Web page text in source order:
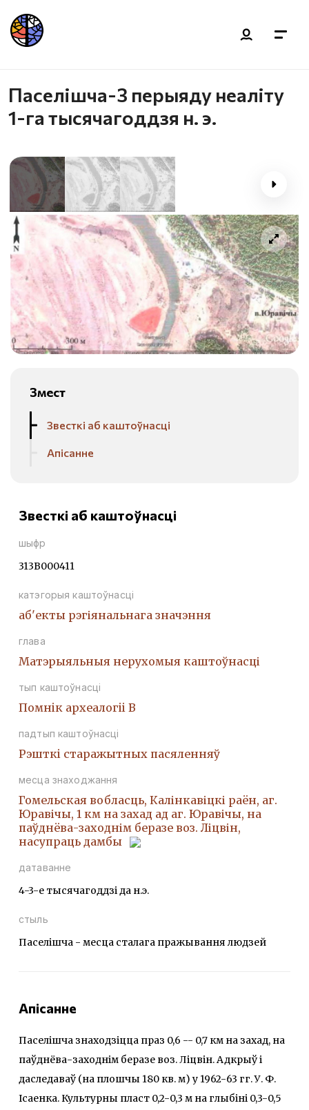
Паселішча-3 перыяду неаліту
1-га тысячагоддзя н. э.
Змест
Звесткі аб каштоўнасці
Апісанне
Звесткі аб каштоўнасці
шыфр
313В000411
катэгорыя каштоўнасці
аб'екты рэгіянальнага значэння
глава
Матэрыяльныя нерухомыя каштоўнасці
тып каштоўнасці
Помнiк археалогii В
падтып каштоўнасці
Рэшткi старажытных пасяленняў
месца знаходжання
Гомельская вобласць, Калінкавіцкі раён, аг.
Юравічы, 1 км на захад ад аг. Юравічы, на
паўднёва-заходнім беразе воз. Ліцвін,
насупраць дамбы
датаванне
4-3-е тысячагоддзі да н.э.
стыль
Паселішча - месца сталага пражывання людзей
Апісанне
Паселішча знаходзіцца праз 0,6 -- 0,7 км на захад, на
паўднёва-заходнім беразе воз. Ліцвін. Адкрыў і
даследаваў (на плошчы 180 кв. м) у 1962-63 гг. У. Ф.
Ісаенка. Культурны пласт 0,2-0,3 м на глыбіні 0,3-0,5